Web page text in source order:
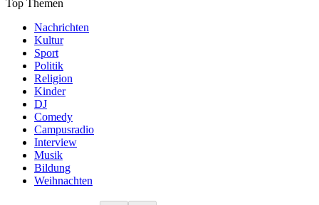
Top Themen
Nachrichten
Kultur
Sport
Politik
Religion
Kinder
DJ
Comedy
Campusradio
Interview
Musik
Bildung
Weihnachten